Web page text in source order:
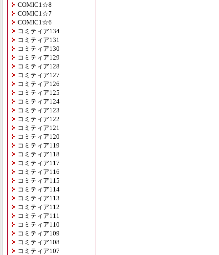
COMIC1☆8
COMIC1☆7
COMIC1☆6
コミティア134
コミティア131
コミティア130
コミティア129
コミティア128
コミティア127
コミティア126
コミティア125
コミティア124
コミティア123
コミティア122
コミティア121
コミティア120
コミティア119
コミティア118
コミティア117
コミティア116
コミティア115
コミティア114
コミティア113
コミティア112
コミティア111
コミティア110
コミティア109
コミティア108
コミティア107